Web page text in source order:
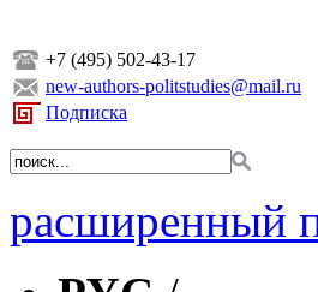
+7 (495) 502-43-17
new-authors-politstudies@mail.ru
Подписка
расширенный